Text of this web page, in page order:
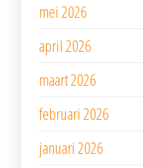
mei 2026
april 2026
maart 2026
februari 2026
januari 2026